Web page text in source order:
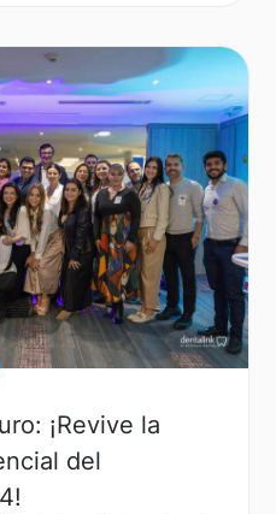
¡Revive la
del